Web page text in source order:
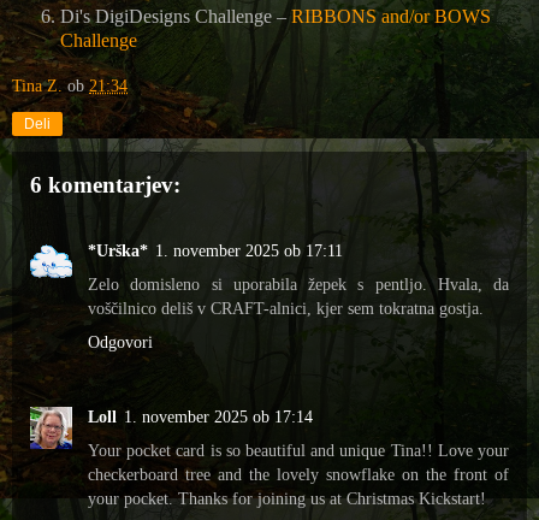
Di's DigiDesigns Challenge –RIBBONS and/or BOWS
Challenge
Tina Z. ob21:34
Deli
6 komentarjev:
*Urška* 1. november 2025 ob 17:11
Zelo domisleno si uporabila žepek s pentljo. Hvala, da
voščilnico deliš v CRAFT-alnici, kjer sem tokratna gostja.
Odgovori
Loll 1. november 2025 ob 17:14
Your pocket card is so beautiful and unique Tina!! Love your
checkerboard tree and the lovely snowflake on the front of
your pocket. Thanks for joining us at Christmas Kickstart!